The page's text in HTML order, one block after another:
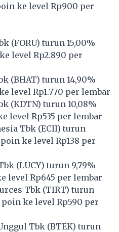
ke level Rp900 per
(FORU) turun 15,00%
level Rp2.890 per
(BHAT) turun 14,90%
level Rp1.770 per lembar
(KDTN) turun 10,08%
level Rp535 per lembar
Tbk (ECII) turun
ke level Rp138 per
(LUCY) turun 9,79%
level Rp645 per lembar
Tbk (TIRT) turun
ke level Rp590 per
Tbk (BTEK) turun